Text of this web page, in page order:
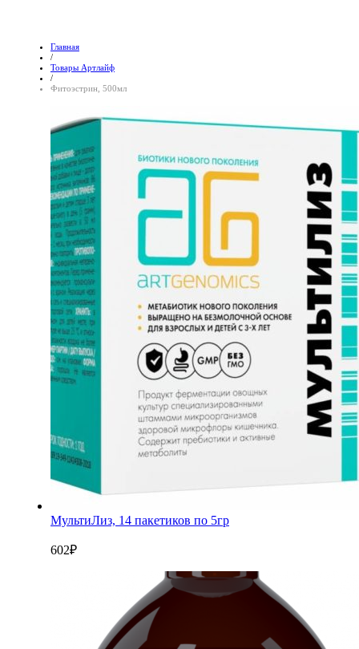
Главная
/
Товары Артлайф
/
Фитоэстрин, 500мл
МультиЛиз, 14 пакетиков по 5гр
602₽